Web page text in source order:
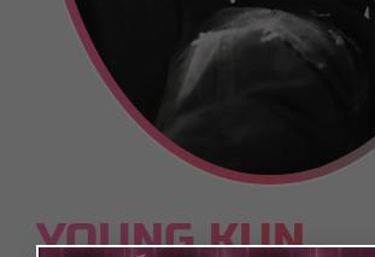
YOUNG KUN